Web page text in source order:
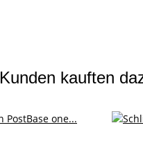
Kunden kauften